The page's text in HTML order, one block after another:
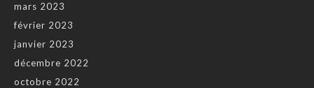
mars 2023
février 2023
janvier 2023
décembre 2022
octobre 2022